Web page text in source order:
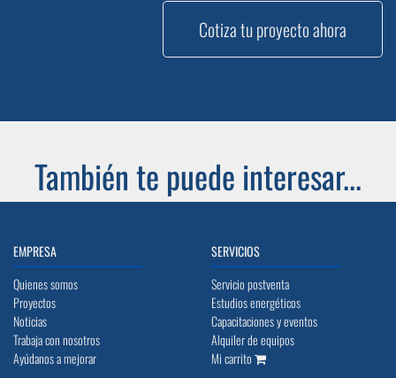
Cotiza tu proyecto ahora
También te puede interesar...
EMPRESA
Quienes somos
Proyectos
Noticias
Trabaja con nosotros
Ayúdanos a mejorar
SERVICIOS
Servicio postventa
Estudios energéticos
Capacitaciones y eventos
Alquiler de equipos
Mi carrito